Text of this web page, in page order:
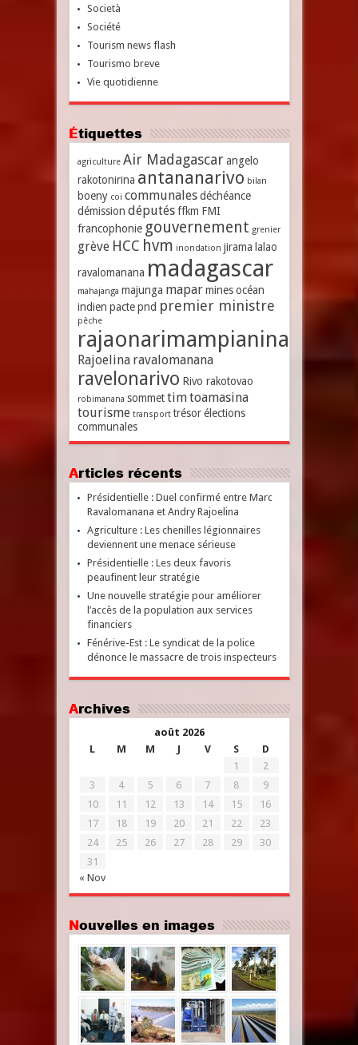
Società
Société
Tourism news flash
Tourismo breve
Vie quotidienne
Étiquettes
agriculture Air Madagascar angelo
rakotonirina antananarivo bilan
boeny coi communales déchéance
démission députés ffkm FMI
francophonie gouvernement grenier
grève HCC hvm inondation jirama lalao
ravalomanana madagascar
mahajanga majunga mapar mines océan
indien pacte pnd premier ministre
pêche
rajaonarimampianina
Rajoelina ravalomanana
ravelonarivo Rivo rakotovao
robimanana sommet timtoamasina
tourisme transport trésor élections
communales
Articles récents
Présidentielle : Duel confirmé entre Marc
Ravalomanana et Andry Rajoelina
Agriculture : Les chenilles légionnaires
deviennent une menace sérieuse
Présidentielle : Les deux favoris
peaufinent leur stratégie
Une nouvelle stratégie pour améliorer
l’accès de la population aux services
financiers
Fénérive-Est : Le syndicat de la police
dénonce le massacre de trois inspecteurs
Archives
août 2026
L
M M J V S D
« Nov
1
2
3
4 5 6 7 8
9
10
11 12 13 14 15
16
17
18 19 20 21 22
23
24
25 26 27 28 29
30
31
Nouvelles en images